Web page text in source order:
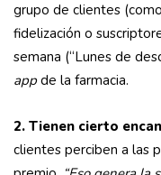
grupo de clientes
fidelización o
semana (“Lunes de
appde la farmacia.
2. Tienen cierto
clientes perciben a las